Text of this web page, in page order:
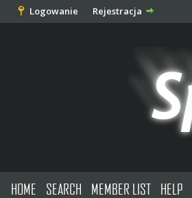
Logowanie Rejestracja
HOME SEARCH MEMBER LIST HELP